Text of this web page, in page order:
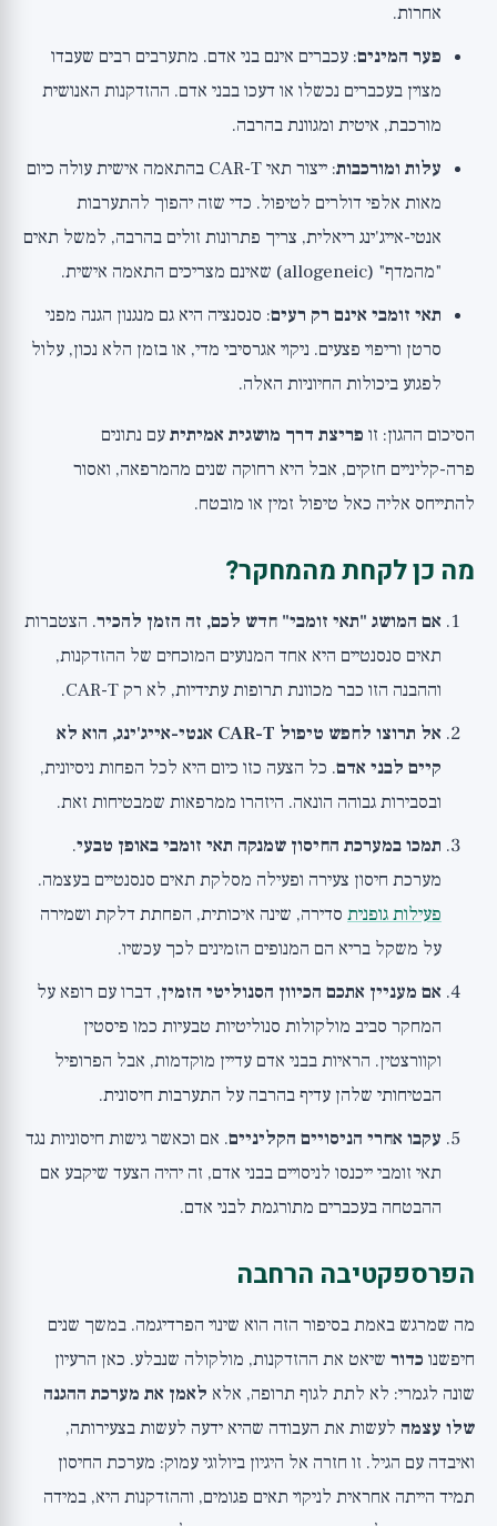
אחרות.
פער המינים: עכברים אינם בני אדם. מתערבים רבים שעבדו
מצוין בעכברים נכשלו או דעכו בבני אדם. ההזדקנות האנושית
מורכבת, איטית ומגוונת בהרבה.
עלות ומורכבות
: ייצור תאי CAR-T בהתאמה אישית עולה כיום
מאות אלפי דולרים לטיפול. כדי שזה יהפוך להתערבות
אנטי-אייג'ינג ריאלית, צריך פתרונות זולים בהרבה, למשל תאים
"מהמדף" (allogeneic) שאינם מצריכים התאמה אישית.
תאי זומבי אינם רק רעים: סנסנציה היא גם מנגנון הגנה מפני
סרטן וריפוי פצעים. ניקוי אגרסיבי מדי, או בזמן הלא נכון, עלול
לפגוע ביכולות החיוניות האלה.
הסיכום ההגון: זו פריצת דרך מושגית אמיתיתעם נתונים
פרה-קליניים חזקים, אבל היא רחוקה שנים מהמרפאה, ואסור
להתייחס אליה כאל טיפול זמין או מובטח.
מה כן לקחת מהמחקר?
אם המושג "תאי זומבי" חדש לכם, זה הזמן להכיר. הצטברות
תאים סנסנטיים היא אחד המנועים המוכחים של ההזדקנות,
וההבנה הזו כבר מכוונת תרופות עתידיות, לא רק CAR-T.
אל תרוצו לחפש טיפול CAR-T אנטי-אייג'ינג, הוא לא
קיים לבני אדם. כל הצעה כזו כיום היא לכל הפחות ניסיונית,
ובסבירות גבוהה הונאה. היזהרו ממרפאות שמבטיחות זאת.
תמכו במערכת החיסון שמנקה תאי זומבי באופן טבעי.
מערכת חיסון צעירה ופעילה מסלקת תאים סנסנטיים בעצמה.
פעילות גופנית סדירה, שינה איכותית, הפחתת דלקת ושמירה
על משקל בריא הם המנופים הזמינים לכך עכשיו.
אם מעניין אתכם הכיוון הסנוליטי הזמין, דברו עם רופא על
המחקר סביב מולקולות סנוליטיות טבעיות כמו פיסטין
וקוורצטין. הראיות בבני אדם עדיין מוקדמות, אבל הפרופיל
הבטיחותי שלהן עדיף בהרבה על התערבות חיסונית.
עקבו אחרי הניסויים הקליניים. אם וכאשר גישות חיסוניות נגד
תאי זומבי ייכנסו לניסויים בבני אדם, זה יהיה הצעד שיקבע אם
ההבטחה בעכברים מתורגמת לבני אדם.
הפרספקטיבה הרחבה
מה שמרגש באמת בסיפור הזה הוא שינוי הפרדיגמה. במשך שנים
חיפשנו כדור שיאט את ההזדקנות, מולקולה שנבלע. כאן הרעיון
שונה לגמרי: לא לתת לגוף תרופה, אלא לאמן את מערכת ההגנה
שלו עצמה לעשות את העבודה שהיא ידעה לעשות בצעירותה,
ואיבדה עם הגיל. זו חזרה אל היגיון ביולוגי עמוק: מערכת החיסון
תמיד הייתה אחראית לניקוי תאים פגומים, וההזדקנות היא, במידה